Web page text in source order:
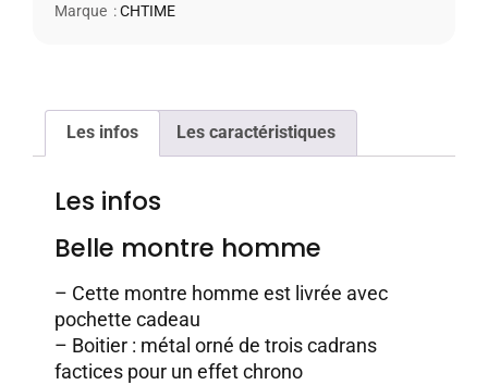
Marque :CHTIME
Les infos Les caractéristiques
Les infos
Belle montre homme
– Cette montre homme est livrée avec
pochette cadeau
– Boitier : métal orné de trois cadrans
factices pour un effet chrono